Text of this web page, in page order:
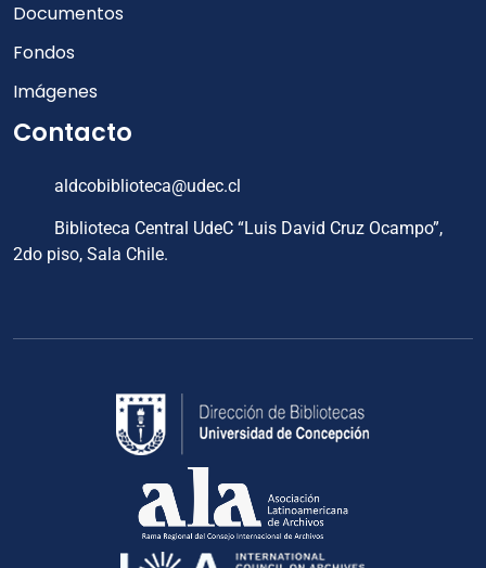
Documentos
Fondos
Imágenes
Contacto
aldcobiblioteca@udec.cl
Biblioteca Central UdeC “Luis David Cruz Ocampo”,
2do piso, Sala Chile.